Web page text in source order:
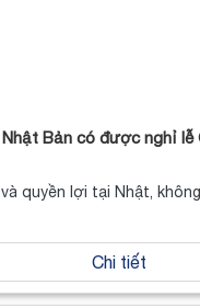
Bản có được nghỉ lễ
quyền lợi tại Nhật,
Chi tiết